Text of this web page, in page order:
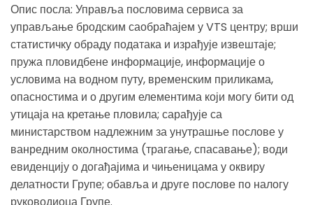
Опис посла: Управља пословима сервиса за
управљање бродским саобраћајем у VTS центру; врши
статистичку обраду података и израђује извештаје;
пружа пловидбене информације, информације о
условима на водном путу, временским приликама,
опасностима и о другим елементима који могу бити од
утицаја на кретање пловила; сарађује са
министарством надлежним за унутрашње послове у
ванредним околностима (трагање, спасавање); води
евиденцију о догађајима и чињеницама у оквиру
делатности Групе; обавља и друге послове по налогу
руководиоца Групе.